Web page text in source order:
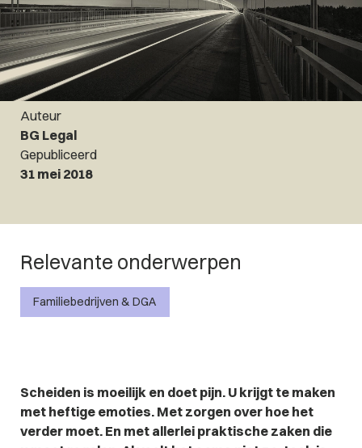
Auteur
BG Legal
Gepubliceerd
31 mei 2018
Relevante onderwerpen
Familiebedrijven & DGA
Scheiden is moeilijk en doet pijn. U krijgt te maken
met heftige emoties. Met zorgen over hoe het
verder moet. En met allerlei praktische zaken die